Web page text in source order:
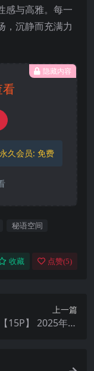
感与高雅。每一
，沉静而充满力
隐藏内容
看
永久会员: 免费
秘语空间
收藏 点赞(5)
上一篇
15P】 2025年最